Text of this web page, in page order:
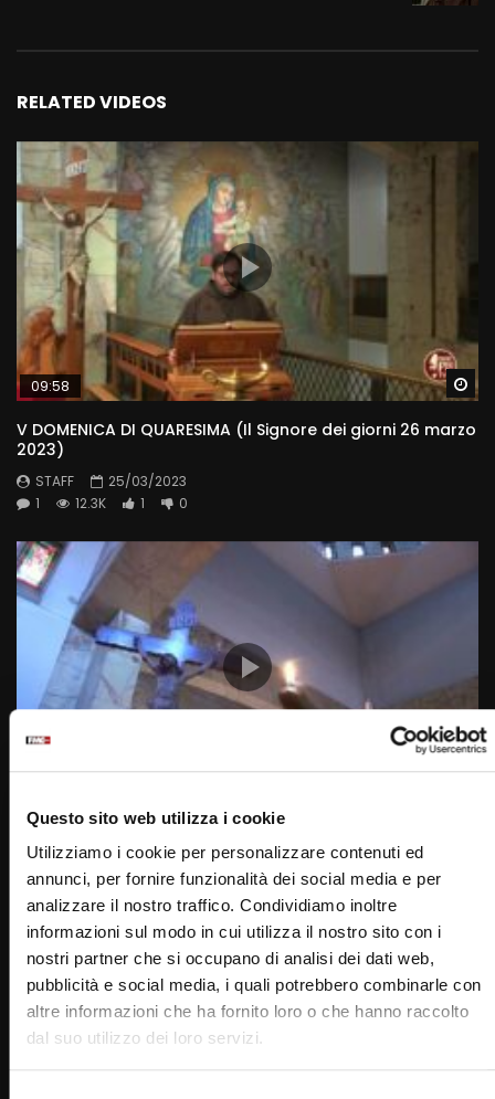
Questo sito web utilizza i cookie
Utilizziamo i cookie per personalizzare contenuti ed
annunci, per fornire funzionalità dei social media e per
analizzare il nostro traffico. Condividiamo inoltre
informazioni sul modo in cui utilizza il nostro sito con i
nostri partner che si occupano di analisi dei dati web,
pubblicità e social media, i quali potrebbero combinarle con
altre informazioni che ha fornito loro o che hanno raccolto
dal suo utilizzo dei loro servizi.
RELATED VIDEOS
09:58
V DOMENICA DI QUARESIMA (Il Signore dei giorni 26 marzo
2023)
STAFF
25/03/2023
1
12.3K 1 0
Il Signore dei giorni 13 agosto 2023
STAFF
12/08/2023
0
10.6K 80 0